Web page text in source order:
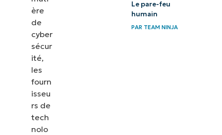
ère
de
cyber
sécur
ité,
les
fourn
isseu
rs de
tech
nolo
Le pare-feu
humain
PARTEAM NINJA